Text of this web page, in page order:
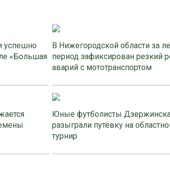
успешно
«Большая
В Нижегородской области за
период зафиксирован резкий
аварий с мототранспортом
Юные футболисты
разыграли путёвку на
турнир